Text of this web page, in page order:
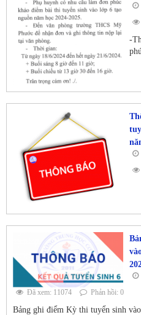
-
Đã xem: 11074
Phản hồi: 0
Bảng ghi điểm Kỳ thi tuyển sinh